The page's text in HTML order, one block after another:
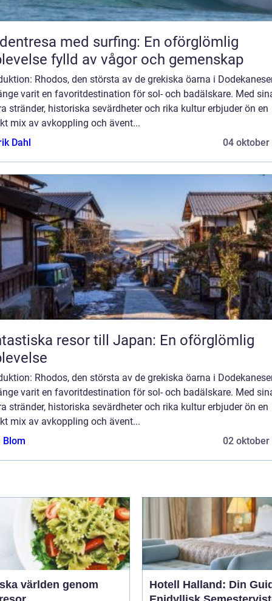
med surfing: En oförglömlig
fylld av vågor och gemenskap
Rhodos, den största av de grekiska öarna i
varit en favoritdestination för sol- och badälskare. Med
stränder, historiska sevärdheter och rika kultur erbjuder ön en
mix av avkoppling och ävent...
Dahl
04 oktober
resor till Japan: En oförglömlig
Rhodos, den största av de grekiska öarna i
varit en favoritdestination för sol- och badälskare. Med
stränder, historiska sevärdheter och rika kultur erbjuder ön en
mix av avkoppling och ävent...
Blom
02 oktober
världen genom
Hotell Halland: Din